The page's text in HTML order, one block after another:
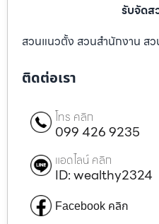
รับจัดส
สวนแนวตั้ง สวนสำนักงาน ส
ติดต่อเรา
โทร คลิก
099 426 9235
แอดไลน์ คลิก
ID: wealthy2324
Facebook คลิก